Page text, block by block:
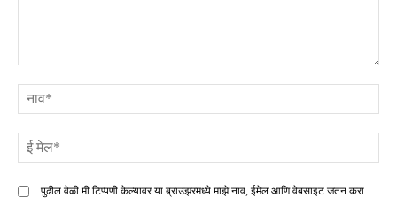
पुढील वेळी मी टिप्पणी केल्यावर या ब्राउझरमध्ये माझे नाव, ईमेल आणि वेबसाइट जतन करा.